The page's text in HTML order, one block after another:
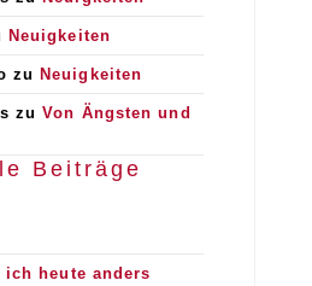
Neuigkeiten
zu Neuigkeiten
zuVon Ängsten und
Beiträge
heute anders